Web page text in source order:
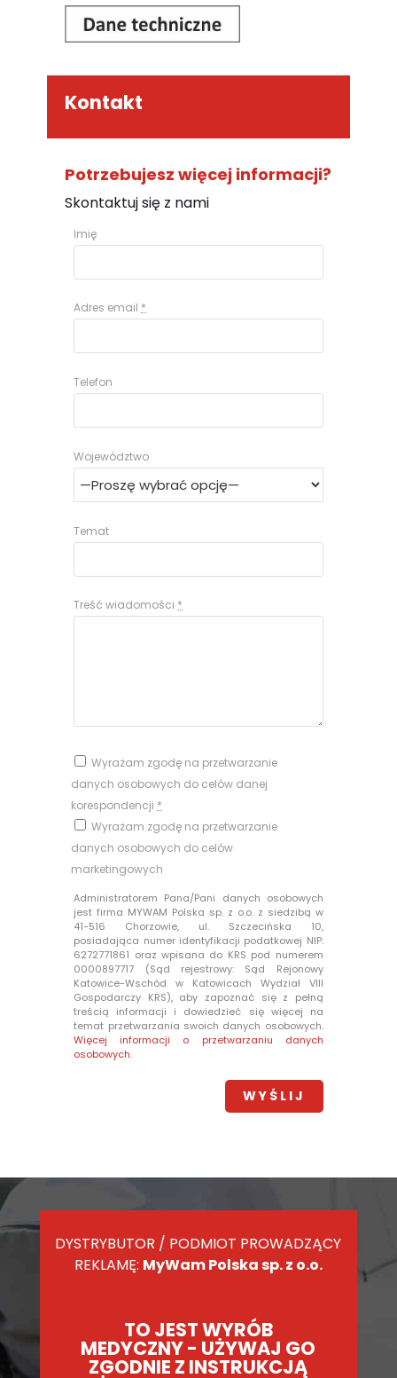
Kontakt
Potrzebujesz więcej informacji?
Skontaktuj się z nami
Imię
Adres email *
Telefon
Województwo
Temat
Treść wiadomości *
Wyrażam zgodę na przetwarzanie
danych osobowych do celów danej
korespondencji *
Wyrażam zgodę na przetwarzanie
danych osobowych do celów
marketingowych
Administratorem Pana/Pani danych osobowych
jest firma MYWAM Polska sp. z o.o. z siedzibą w
41-516 Chorzowie, ul. Szczecińska 10,
posiadająca numer identyfikacji podatkowej NIP:
6272771861 oraz wpisana do KRS pod numerem
0000897717 (Sąd rejestrowy: Sąd Rejonowy
Katowice-Wschód w Katowicach Wydział VIII
Gospodarczy KRS), aby zapoznać się z pełną
treścią informacji i dowiedzieć się więcej na
temat przetwarzania swoich danych osobowych.
Więcej informacji o przetwarzaniu danych
osobowych.
DYSTRYBUTOR / PODMIOT PROWADZĄCY
REKLAMĘ: MyWam Polska sp. z o.o.
TO JEST WYRÓB
MEDYCZNY - UŻYWAJ GO
ZGODNIE Z INSTRUKCJĄ